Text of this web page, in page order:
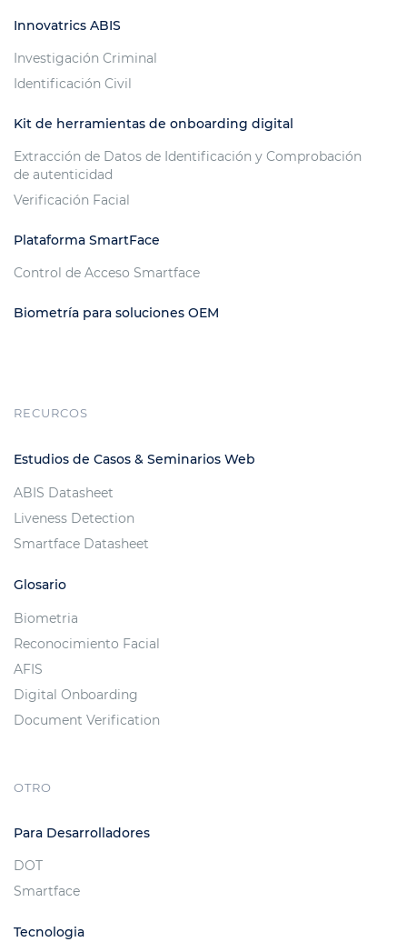
Innovatrics ABIS
Investigación Criminal
Identificación Civil
Kit de herramientas de onboarding digital
Extracción de Datos de Identificación y Comprobación
de autenticidad
Verificación Facial
Plataforma SmartFace
Control de Acceso Smartface
Biometría para soluciones OEM
RECURCOS
Estudios de Casos & Seminarios Web
ABIS Datasheet
Liveness Detection
Smartface Datasheet
Glosario
Biometria
Reconocimiento Facial
AFIS
Digital Onboarding
Document Verification
OTRO
Para Desarrolladores
DOT
Smartface
Tecnologia